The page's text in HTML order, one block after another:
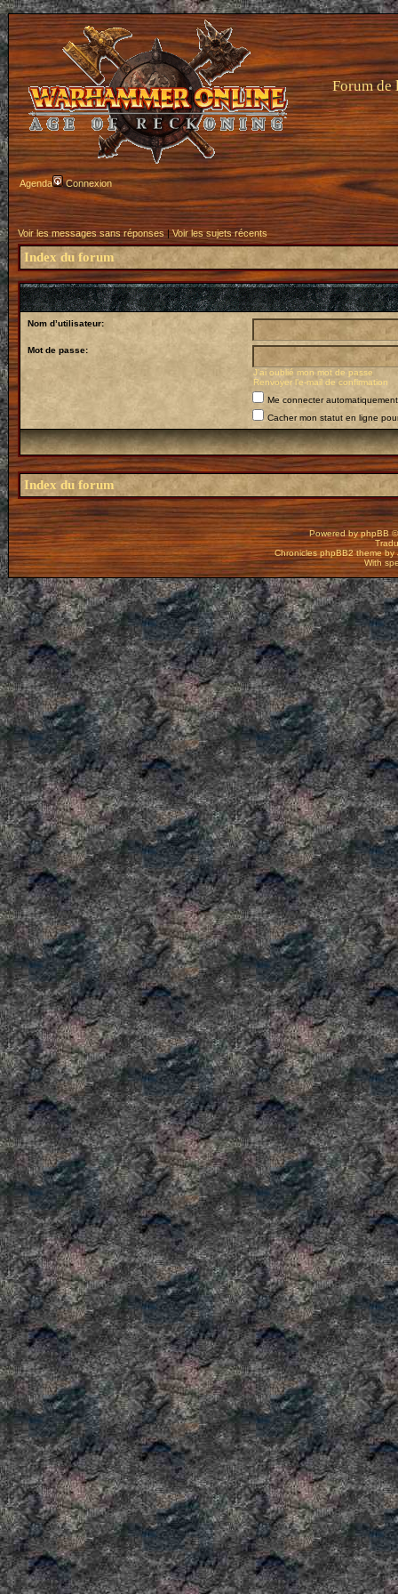
Forum
Agenda Connexion
Voir les messages sans réponses|Voir les sujets récents
Index du forum
Nom d’utilisateur:
Mot de passe:
J’ai oublié mon mot de passe
Renvoyer l’e-mail de confirmation
Me connecter
Cacher mon statut en ligne
Index du forum
Powered byphpBB©
Chronicles phpBB2 theme by
With